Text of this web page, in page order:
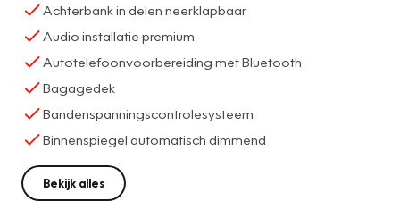
Achterbank in delen neerklapbaar
Audio installatie premium
Autotelefoonvoorbereiding met Bluetooth
Bagagedek
Bandenspanningscontrolesysteem
Binnenspiegel automatisch dimmend
Bekijk alles